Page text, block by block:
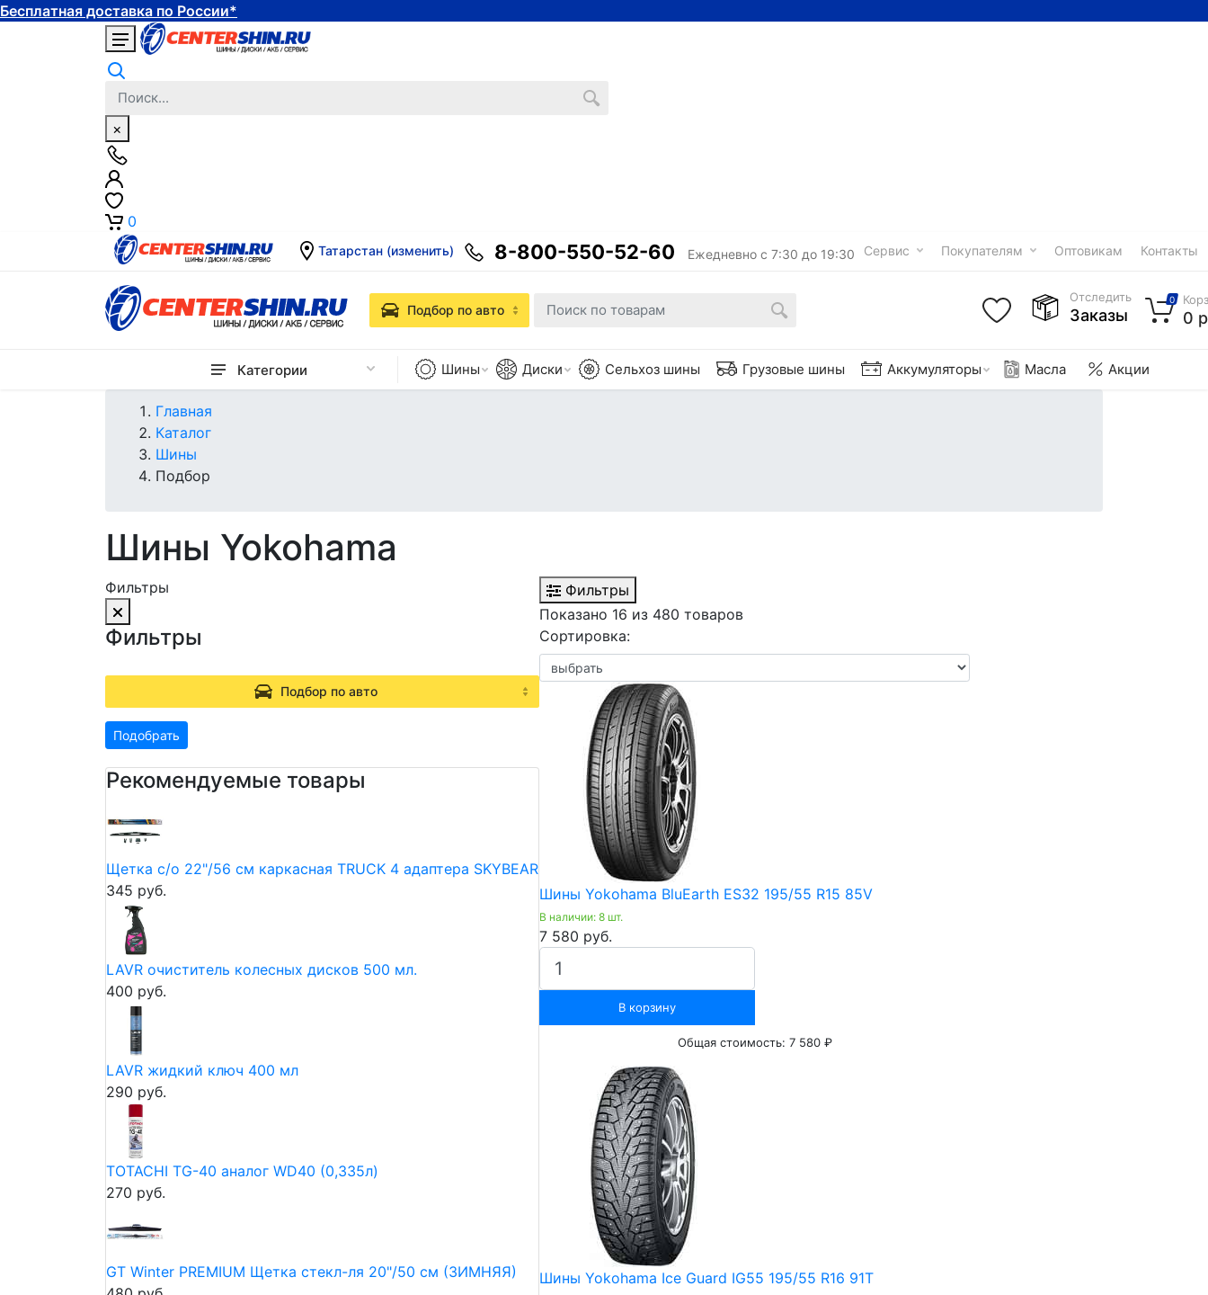
Бесплатная доставка по России*
×
0
Татарстан (изменить) 8-800-550-52-60 Ежедневно с 7:30 до 19:30 Сервис Покупателям Оптовикам Контакты
Категории Шины Диски Сельхоз шины Грузовые шины Аккумуляторы Масла Акции
Подбор по авто
Отследить
Заказы
0
0
Главная
Каталог
Шины
Подбор
Шины Yokohama
Фильтры
Фильтры
Подбор по авто
Подобрать
Рекомендуемые товары
Щетка с/о 22"/56 см каркасная TRUCK 4 адаптера SKYBEAR
345 руб.
LAVR очиститель колесных дисков 500 мл.
400 руб.
LAVR жидкий ключ 400 мл
290 руб.
TOTACHI TG-40 аналог WD40 (0,335л)
270 руб.
GT Winter PREMIUM Щетка стекл-ля 20"/50 см (ЗИМНЯЯ)
Фильтры
Показано 16 из 480 товаров
Сортировка:
Шины Yokohama BluEarth ES32 195/55 R15 85V
В наличии: 8 шт.
7 580 руб.
В корзину
Общая стоимость: 7 580 ₽
Шины Yokohama Ice Guard IG55 195/55 R16 91Т